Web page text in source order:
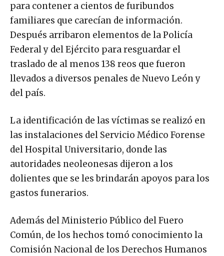
para contener a cientos de furibundos
familiares que carecían de información.
Después arribaron elementos de la Policía
Federal y del Ejército para resguardar el
traslado de al menos 138 reos que fueron
llevados a diversos penales de Nuevo León y
del país.
La identificación de las víctimas se realizó en
las instalaciones del Servicio Médico Forense
del Hospital Universitario, donde las
autoridades neoleonesas dijeron a los
dolientes que se les brindarán apoyos para los
gastos funerarios.
Además del Ministerio Público del Fuero
Común, de los hechos tomó conocimiento la
Comisión Nacional de los Derechos Humanos